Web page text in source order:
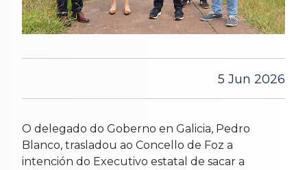
5 Jun 2026
O delegado do Goberno en Galicia, Pedro
Blanco, trasladou ao Concello de Foz a
intención do Executivo estatal de sacar a